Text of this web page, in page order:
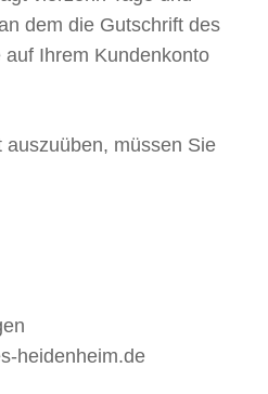
dem die Gutschrift des
Ihrem Kundenkonto
müssen Sie
heidenheim.de